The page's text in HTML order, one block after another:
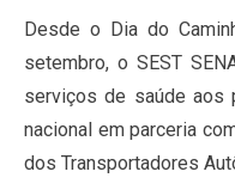
Desde o Dia do
setembro, o SEST
serviços de saúde aos
nacional em parceria
dos Transportadores